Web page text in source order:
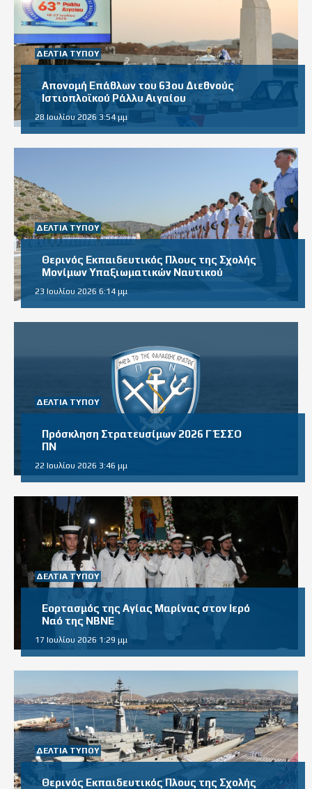
ΔΕΛΤΊΑ ΤΎΠΟΥ
Απονομή Επάθλων του 63ου Διεθνούς
Ιστιοπλοϊκού Ράλλυ Αιγαίου
28 Ιουλίου 2026 3:54 μμ
ΔΕΛΤΊΑ ΤΎΠΟΥ
Θερινός Εκπαιδευτικός Πλους της Σχολής
Μονίμων Υπαξιωματικών Ναυτικού
23 Ιουλίου 2026 6:14 μμ
ΔΕΛΤΊΑ ΤΎΠΟΥ
Πρόσκληση Στρατευσίμων 2026 Γ΄ ΕΣΣΟ
ΠΝ
22 Ιουλίου 2026 3:46 μμ
ΔΕΛΤΊΑ ΤΎΠΟΥ
Εορτασμός της Αγίας Μαρίνας στον Ιερό
Ναό της ΝΒΝΕ
17 Ιουλίου 2026 1:29 μμ
ΔΕΛΤΊΑ ΤΎΠΟΥ
Θερινός Εκπαιδευτικός Πλους της Σχολής